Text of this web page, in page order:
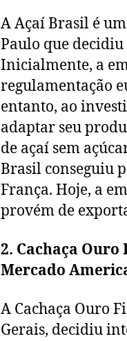
A Açaí Brasil é
Paulo que
Inicialmente, a
regulamentação
entanto, ao
adaptar seu
de açaí sem
Brasil conseguiu
França. Hoje, a
provém de
2. Cachaça
Mercado
A Cachaça Ouro
Gerais, decidiu